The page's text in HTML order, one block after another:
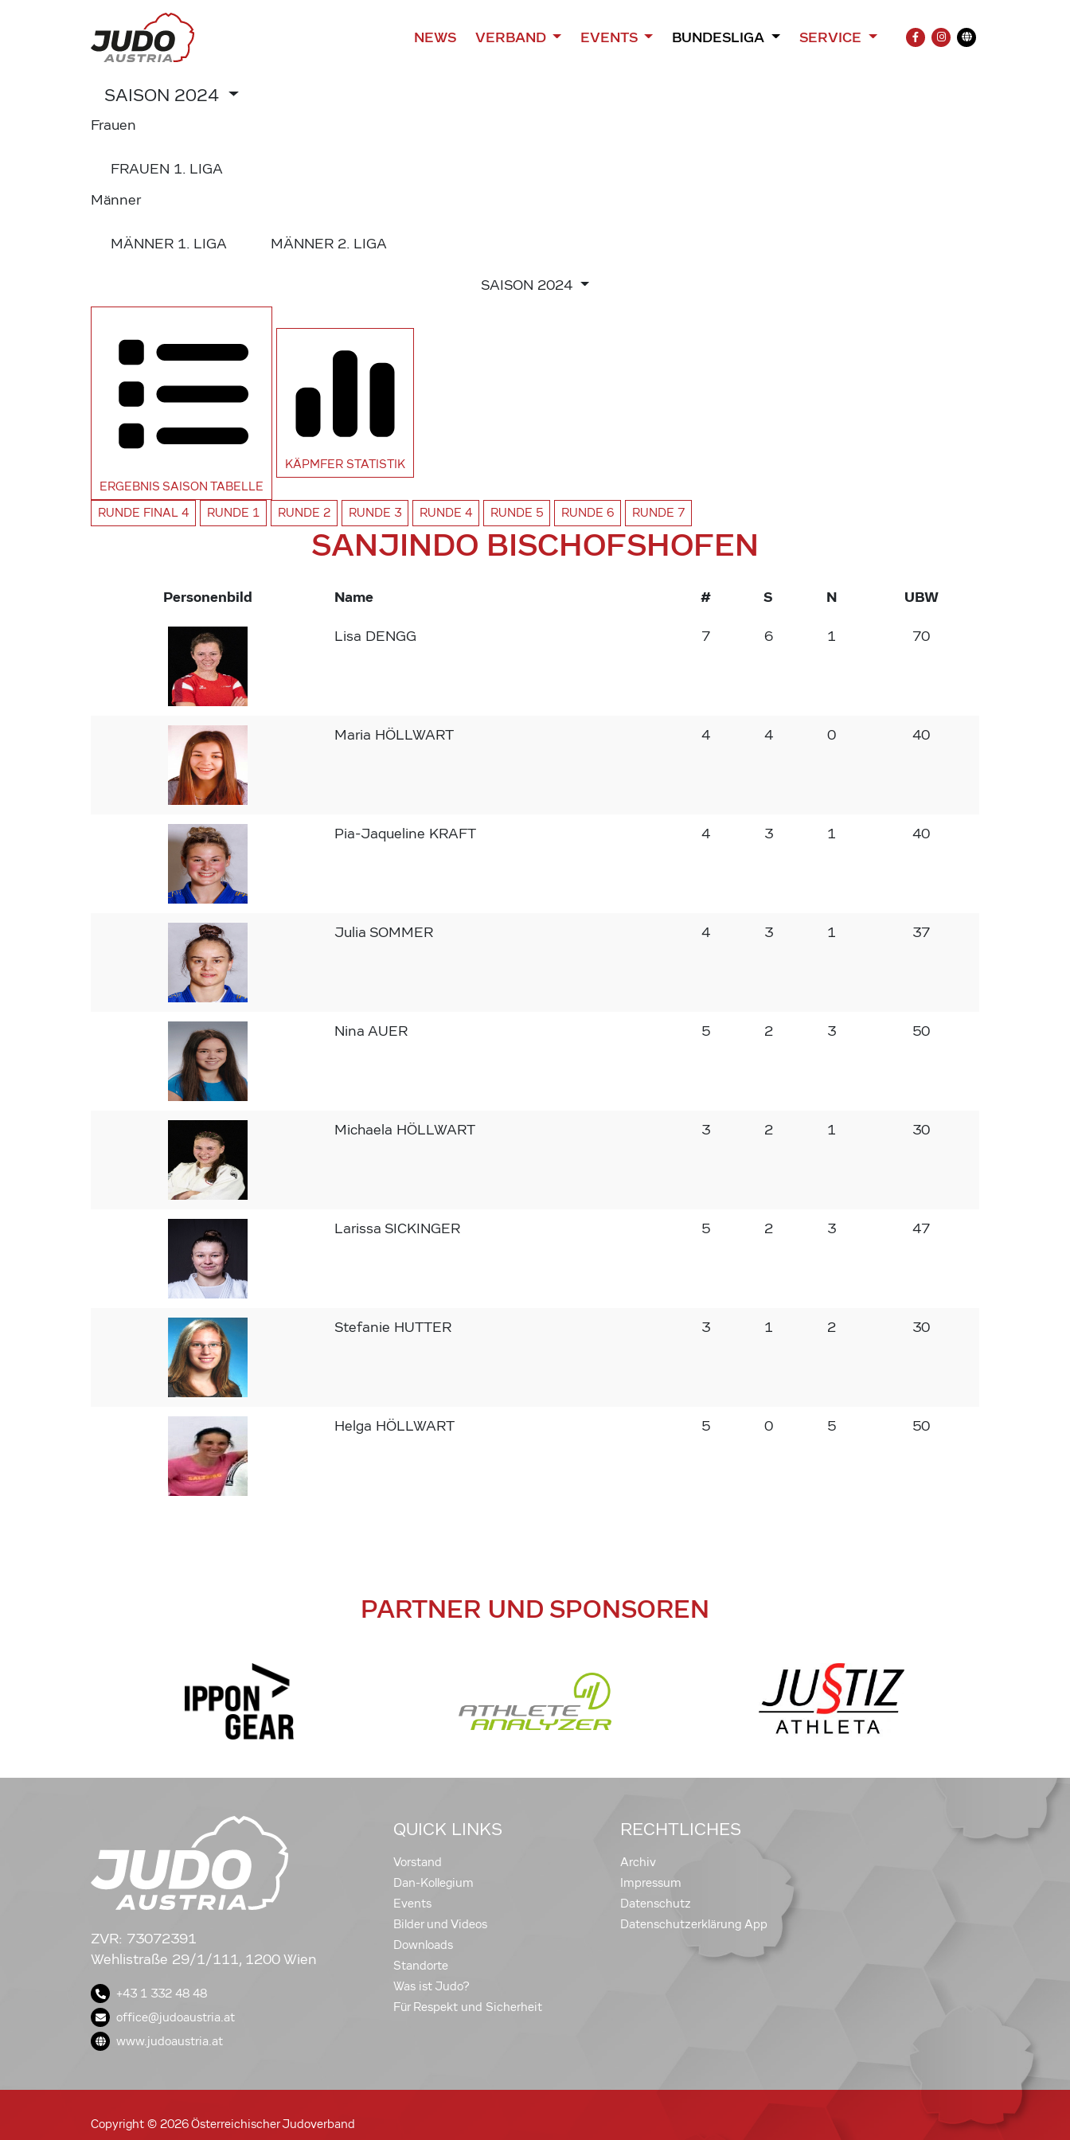
NEWS VERBAND EVENTS BUNDESLIGA SERVICE
FACEBOOK
INSTAGRAM
Übersetzung
SAISON 2024
Frauen
FRAUEN 1. LIGA
Männer
MÄNNER 1. LIGA MÄNNER 2. LIGA
SAISON 2024
ERGEBNIS SAISON TABELLE
KÄPMFER STATISTIK
RUNDE FINAL 4 RUNDE 1 RUNDE 2 RUNDE 3 RUNDE 4 RUNDE 5 RUNDE 6 RUNDE 7
SANJINDO BISCHOFSHOFEN
Personenbild Name # S N UBW
Lisa DENGG 7 6 1 70
Maria HÖLLWART 4 4 0 40
Pia-Jaqueline KRAFT 4 3 1 40
Julia SOMMER 4 3 1 37
Nina AUER 5 2 3 50
Michaela HÖLLWART 3 2 1 30
Larissa SICKINGER 5 2 3 47
Stefanie HUTTER 3 1 2 30
Helga HÖLLWART 5 0 5 50
PARTNER UND SPONSOREN
ZVR: 73072391
Wehlistraße 29/1/111, 1200 Wien
+43 1 332 48 48
office@judoaustria.at
www.judoaustria.at
QUICK LINKS
Vorstand
Dan-Kollegium
Events
Bilder und Videos
Downloads
Standorte
Was ist Judo?
Für Respekt und Sicherheit
RECHTLICHES
Archiv
Impressum
Datenschutz
Datenschutzerklärung App
Copyright © 2026 Österreichischer Judoverband